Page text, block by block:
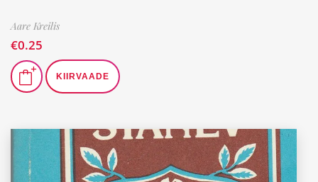
Aare Kreilis
€0.25
KIIRVAADE